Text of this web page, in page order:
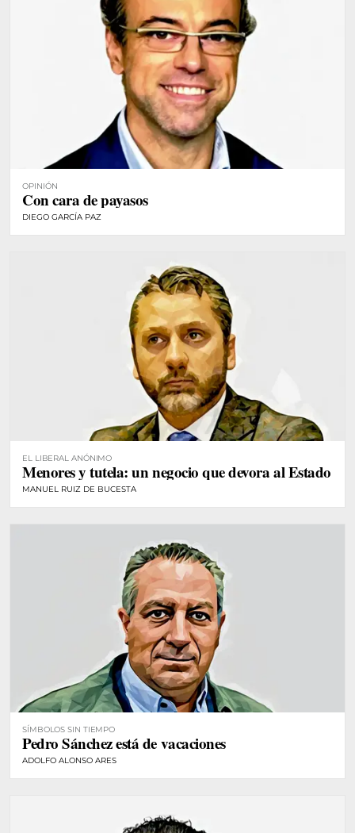
OPINIÓN
Con cara de payasos
DIEGO GARCÍA PAZ
EL LIBERAL ANÓNIMO
Menores y tutela: un negocio que devora al Estado
MANUEL RUIZ DE BUCESTA
SÍMBOLOS SIN TIEMPO
Pedro Sánchez está de vacaciones
ADOLFO ALONSO ARES